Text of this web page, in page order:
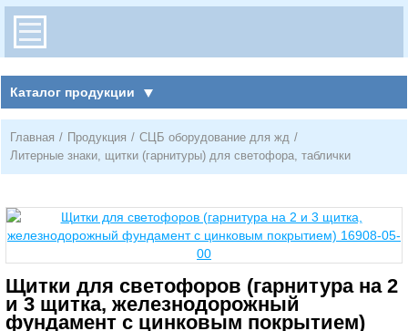
Каталог продукции
Главная / Продукция / СЦБ оборудование для жд /
Литерные знаки, щитки (гарнитуры) для светофора, таблички
Щитки для светофоров (гарнитура на 2
и 3 щитка, железнодорожный
фундамент с цинковым покрытием)